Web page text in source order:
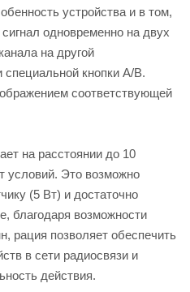
устройства и в том,
одновременно на двух
на другой
кнопки A/B.
соответствующей
на расстоянии до 10
условий. Это возможно
(5 Вт) и достаточно
благодаря возможности
рация позволяет обеспечить
в сети радиосвязи и
действия.